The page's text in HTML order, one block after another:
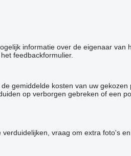
informatie over de eigenaar van
feedbackformulier.
gemiddelde kosten van uw
op verborgen gebreken of een
vraag om extra foto's